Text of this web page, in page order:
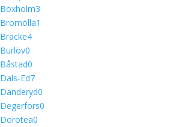
Boxholm3
Bromölla1
Bräcke4
Burlöv0
Båstad0
Dals-Ed7
Danderyd0
Degerfors0
Dorotea0